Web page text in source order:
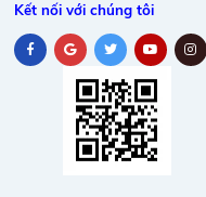
Kết nối với chúng tôi